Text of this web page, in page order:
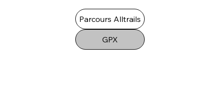
Parcours Alltrails
GPX